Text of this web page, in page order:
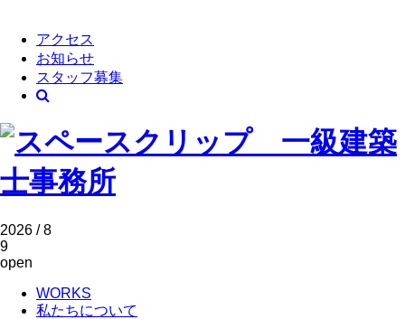
アクセス
お知らせ
スタッフ募集
2026 / 8
9
open
WORKS
私たちについて